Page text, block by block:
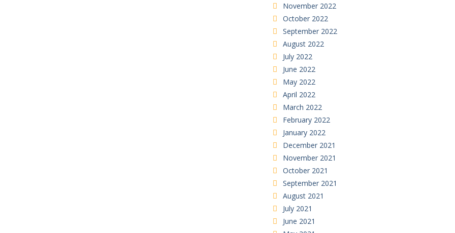
November 2022
October 2022
September 2022
August 2022
July 2022
June 2022
May 2022
April 2022
March 2022
February 2022
January 2022
December 2021
November 2021
October 2021
September 2021
August 2021
July 2021
June 2021